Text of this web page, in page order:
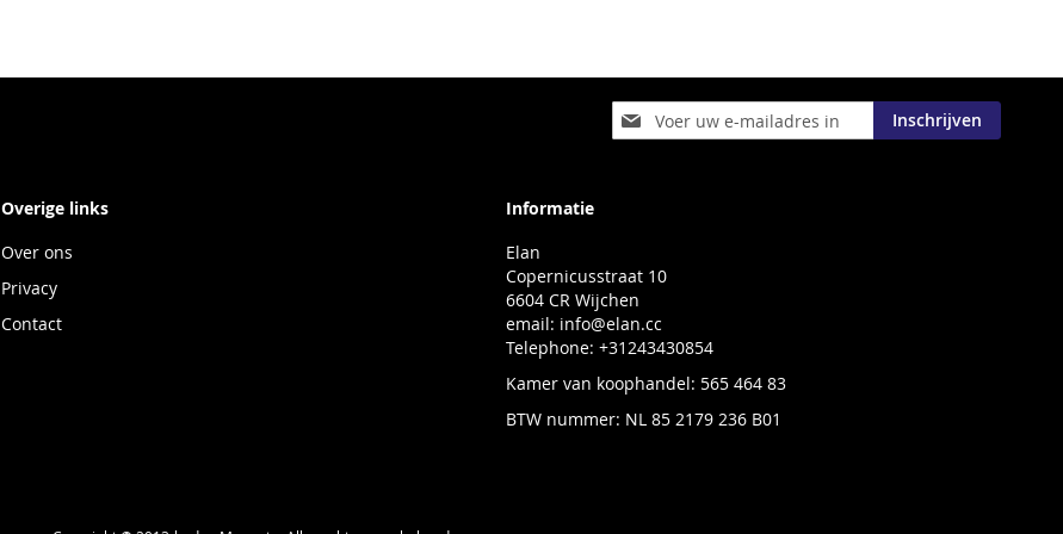
Abonneer
u
Inschrijven
Overige links
Over ons
Privacy
Contact
Informatie
Elan
Copernicusstraat 10
6604 CR Wijchen
email: info@elan.cc
Telephone: +31243430854
Kamer van koophandel: 565 464 83
BTW nummer: NL 85 2179 236 B01